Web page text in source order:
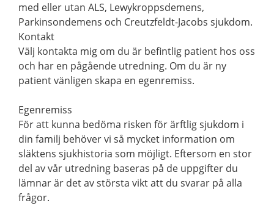
med eller utan ALS, Lewykroppsdemens,
Parkinsondemens och Creutzfeldt-Jacobs sjukdom.
Kontakt
Välj kontakta mig om du är befintlig patient hos oss
och har en pågående utredning. Om du är ny
patient vänligen skapa en egenremiss.
Egenremiss
För att kunna bedöma risken för ärftlig sjukdom i
din familj behöver vi så mycket information om
släktens sjukhistoria som möjligt. Eftersom en stor
del av vår utredning baseras på de uppgifter du
lämnar är det av största vikt att du svarar på alla
frågor.